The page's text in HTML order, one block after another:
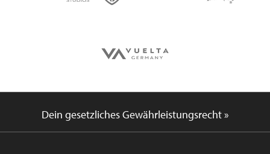
Dein gesetzliches Gewährleistungsrecht »